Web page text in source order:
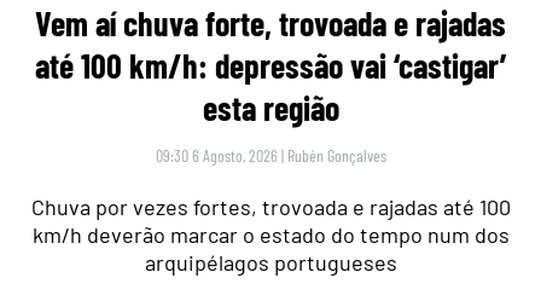
Vem aí chuva forte, trovoada e rajadas
até 100 km/h: depressão vai ‘castigar’
esta região
09:30 6 Agosto, 2026 | Rubén Gonçalves
Chuva por vezes fortes, trovoada e rajadas até 100
km/h deverão marcar o estado do tempo num dos
arquipélagos portugueses